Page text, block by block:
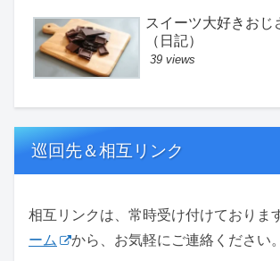
スイーツ大好きおじ
（日記）
39 views
巡回先＆相互リンク
相互リンクは、常時受け付けておりま
ーム
から、お気軽にご連絡ください。